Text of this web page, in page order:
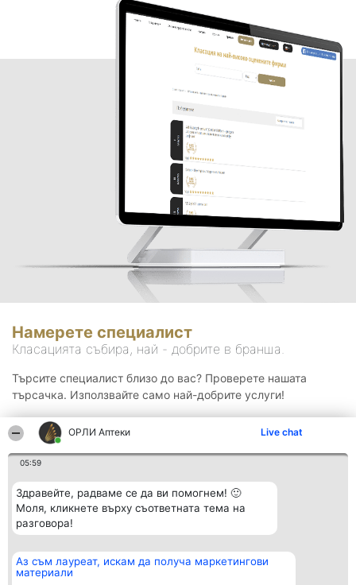
ОРЛИ Аптеки Live chat
05:59
Здравейте, радваме се да ви помогнем! 🙂
Моля, кликнете върху съответната тема на
разговора!
Аз съм лауреат, искам да получа маркетингови
материали
Намерете специалист
Класацията събира, най - добрите в бранша.
Търсите специалист близо до вас? Проверете нашата
търсачка. Използвайте само най-добрите услуги!
Организатор на
класиране
Класация Контакти